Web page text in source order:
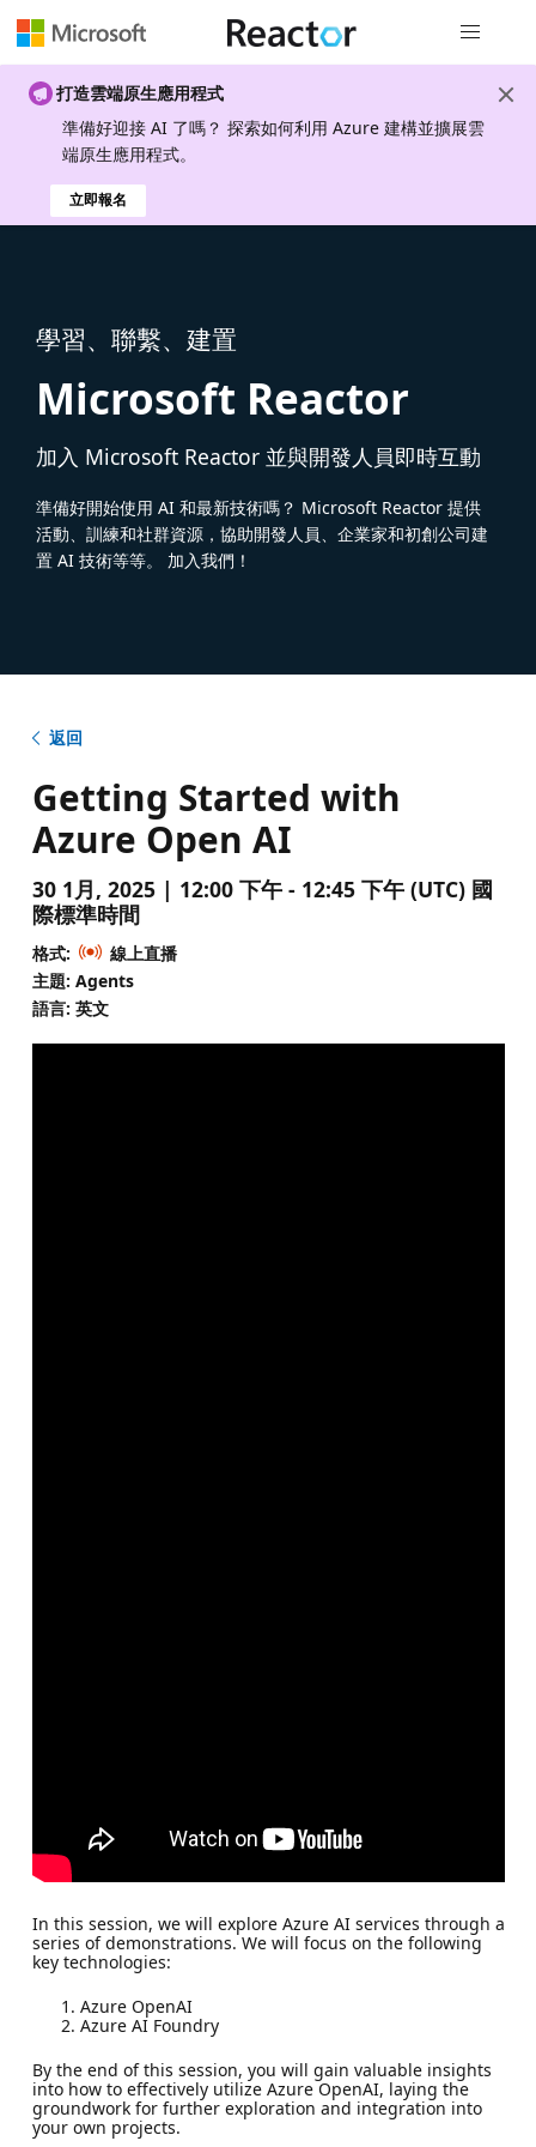
打造雲端原生應用程式
準備好迎接 AI 了嗎？ 探索如何利用 Azure 建構並擴展雲
端原生應用程式。
立即報名
學習、聯繫、建置
Microsoft Reactor
加入 Microsoft Reactor 並與開發人員即時互動
準備好開始使用 AI 和最新技術嗎？ Microsoft Reactor 提供
活動、訓練和社群資源，協助開發人員、企業家和初創公司建
置 AI 技術等等。 加入我們！
返回
Getting Started with
Azure Open AI
30 1月, 2025 | 12:00 下午 - 12:45 下午 (UTC) 國
際標準時間
格式:
線上直播
主題: Agents
語言: 英文
In this session, we will explore Azure AI services through a
series of demonstrations. We will focus on the following
key technologies:
Azure OpenAI
Azure AI Foundry
By the end of this session, you will gain valuable insights
into how to effectively utilize Azure OpenAI, laying the
groundwork for further exploration and integration into
your own projects.